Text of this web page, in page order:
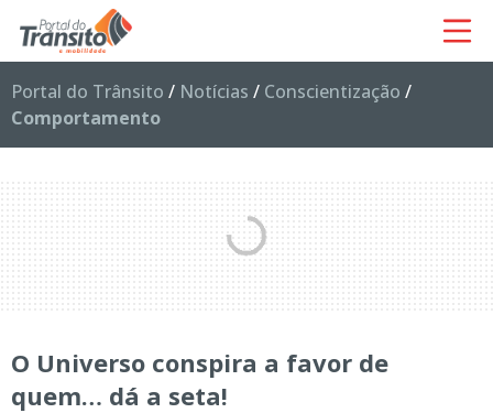
Portal do Trânsito / Notícias / Conscientização /
Comportamento
O Universo conspira a favor de
quem… dá a seta!